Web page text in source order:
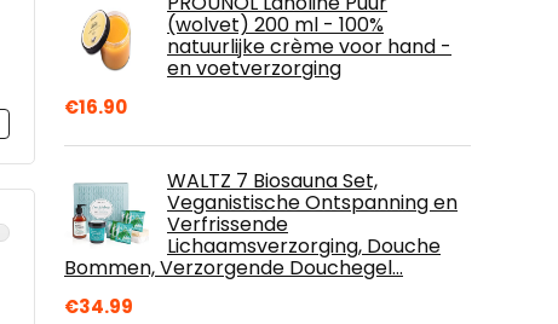
(wolvet) 200 ml - 100%
natuurlijke crème voor hand -
en voetverzorging
€16.90
WALTZ 7 Biosauna Set,
Veganistische Ontspanning en
Verfrissende
Lichaamsverzorging, Douche
Bommen, Verzorgende Douchegel…
€34.99